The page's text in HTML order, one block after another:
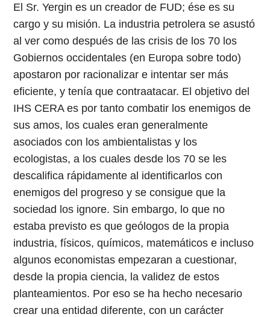
El Sr. Yergin es un creador de FUD; ése es su
cargo y su misión. La industria petrolera se asustó
al ver como después de las crisis de los 70 los
Gobiernos occidentales (en Europa sobre todo)
apostaron por racionalizar e intentar ser más
eficiente, y tenía que contraatacar. El objetivo del
IHS CERA es por tanto combatir los enemigos de
sus amos, los cuales eran generalmente
asociados con los ambientalistas y los
ecologistas, a los cuales desde los 70 se les
descalifica rápidamente al identificarlos con
enemigos del progreso y se consigue que la
sociedad los ignore. Sin embargo, lo que no
estaba previsto es que geólogos de la propia
industria, físicos, químicos, matemáticos e incluso
algunos economistas empezaran a cuestionar,
desde la propia ciencia, la validez de estos
planteamientos. Por eso se ha hecho necesario
crear una entidad diferente, con un carácter